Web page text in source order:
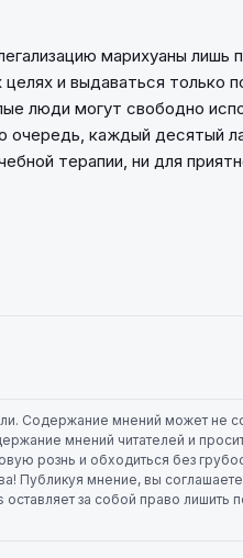
марихуаны лишь
и выдаваться только
люди могут свободно
очередь, каждый десятый
терапии, ни для
Содержание мнений может не
мнений читателей и
рознь и обходиться без
Публикуя мнение, вы
за собой право лишить